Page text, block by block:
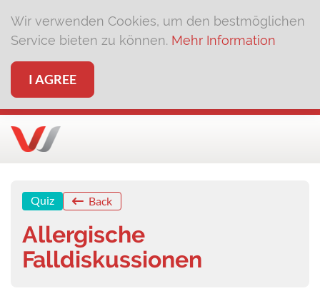
Wir verwenden Cookies, um den bestmöglichen
Service bieten zu können. Mehr Information
I AGREE
Quiz Back
Allergische
Falldiskussionen